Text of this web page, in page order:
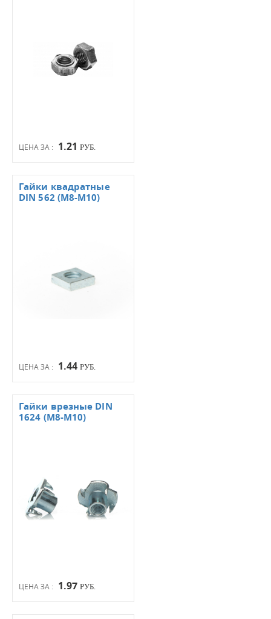
ЦЕНА ЗА : 1.21 РУБ.
ЦЕНА ЗА : 1.44 РУБ.
Гайки квадратные
DIN 562 (М8-М10)
ЦЕНА ЗА : 1.97 РУБ.
Гайки врезные DIN
1624 (М8-М10)